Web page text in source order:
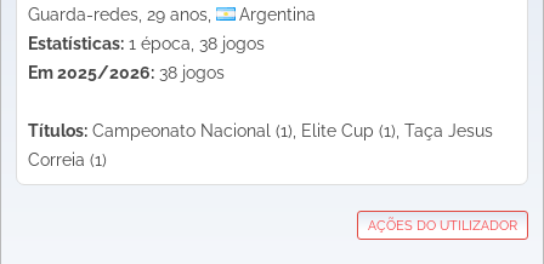
Guarda-redes, 29 anos,
Argentina
Estatísticas: 1 época, 38 jogos
Em 2025/2026: 38 jogos
Títulos: Campeonato Nacional (1), Elite Cup (1), Taça Jesus
Correia (1)
AÇÕES DO UTILIZADOR